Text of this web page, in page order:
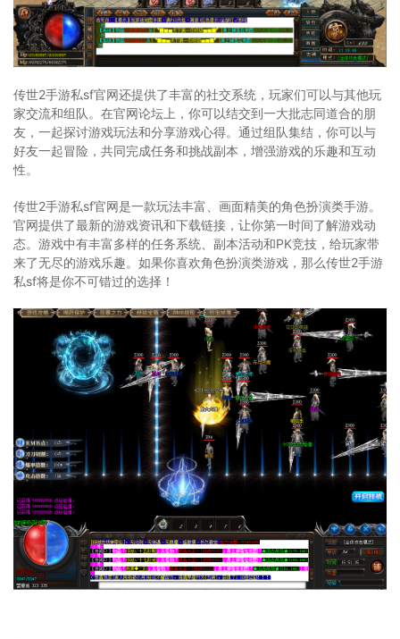
传世2手游私sf官网还提供了丰富的社交系统，玩家们可以与其他玩
家交流和组队。在官网论坛上，你可以结交到一大批志同道合的朋
友，一起探讨游戏玩法和分享游戏心得。通过组队集结，你可以与
好友一起冒险，共同完成任务和挑战副本，增强游戏的乐趣和互动
性。
传世2手游私sf官网是一款玩法丰富、画面精美的角色扮演类手游。
官网提供了最新的游戏资讯和下载链接，让你第一时间了解游戏动
态。游戏中有丰富多样的任务系统、副本活动和PK竞技，给玩家带
来了无尽的游戏乐趣。如果你喜欢角色扮演类游戏，那么传世2手游
私sf将是你不可错过的选择！